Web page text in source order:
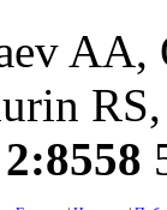
AA,
2:8558